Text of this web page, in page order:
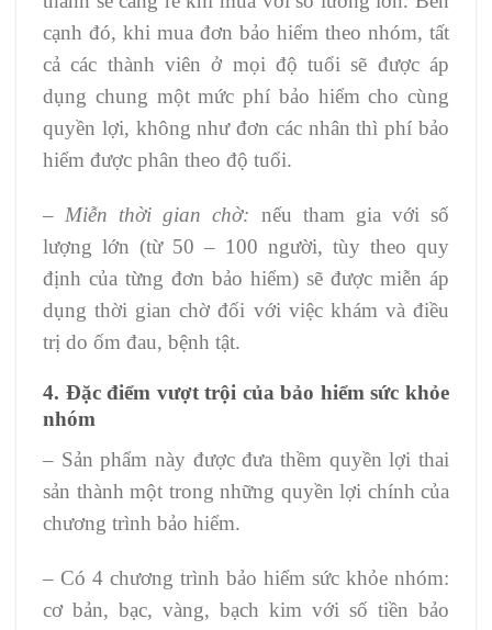
cạnh đó, khi mua đơn bảo hiểm theo nhóm, tất
cả các thành viên ở mọi độ tuổi sẽ được áp
dụng chung một mức phí bảo hiểm cho cùng
quyền lợi, không như đơn các nhân thì phí bảo
hiểm được phân theo độ tuổi.
– Miễn thời gian chờ: nếu tham gia với số
lượng lớn (từ 50 – 100 người, tùy theo quy
định của từng đơn bảo hiểm) sẽ được miễn áp
dụng thời gian chờ đối với việc khám và điều
trị do ốm đau, bệnh tật.
4. Đặc điểm vượt trội của bảo hiểm sức khỏe
nhóm
– Sản phẩm này được đưa thềm quyền lợi thai
sản thành một trong những quyền lợi chính của
chương trình bảo hiểm.
– Có 4 chương trình bảo hiểm sức khỏe nhóm:
cơ bản, bạc, vàng, bạch kim với số tiền bảo